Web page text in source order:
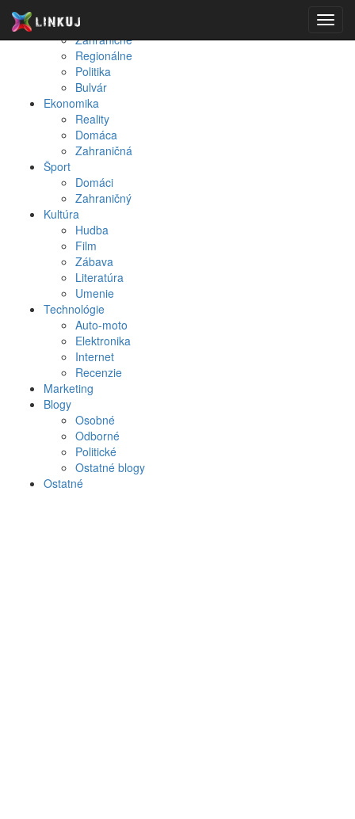
Domáce
Zahraničné
Regionálne
Politika
Bulvár
Ekonomika
Reality
Domáca
Zahraničná
Šport
Domáci
Zahraničný
Kultúra
Hudba
Film
Zábava
Literatúra
Umenie
Technológie
Auto-moto
Elektronika
Internet
Recenzie
Marketing
Blogy
Osobné
Odborné
Politické
Ostatné blogy
Ostatné